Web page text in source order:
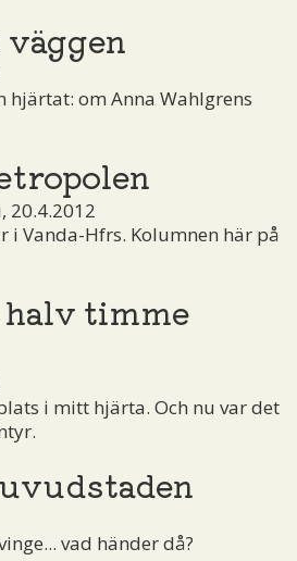
väggen
hjärtat: om Anna Wahlgrens
20.4.2012
i Vanda-Hfrs. Kolumnen här på
halv timme
i mitt hjärta. Och nu var det
vad händer då?